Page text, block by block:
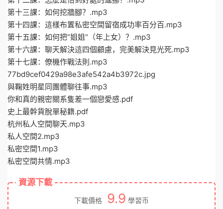
第十三課：如何挖牆腳？.mp3
第十四課：這樣布置私密空間留宿成功率百分百.mp3
第十五課：如何把”姐姐“（年上女）？.mp3
第十六課：聊天解決這四個顧慮，完美解決見光死.mp3
第十七課：僚機作戰法則.mp3
77bd9cef0429a98e3afe542a4b3972c.jpg
與鞠姓明星同團體聊往事.mp3
你和真的親密關系隻差一個戀愛感.pdf
史上最幹貨脫單秘籍.pdf
杭州私人空間聊天.mp3
私人空間2.mp3
私密空間1.mp3
私密空間共情.mp3
資源下載
下載價格 9.9 學習币